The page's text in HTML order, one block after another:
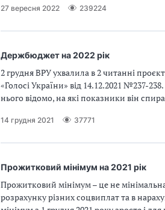
27 вересня 2022 239224
Держбюджет на 2022 рік
2 грудня ВРУ ухвалила в 2 читанні
«Голосі України» від 14.12.2021 №237-
нього відомо, на які показники він
14 грудня 2021 37771
Прожитковий мінімум на 2021 рік
Прожитковий мінімум – це не
розрахунку різних соцвиплат та в